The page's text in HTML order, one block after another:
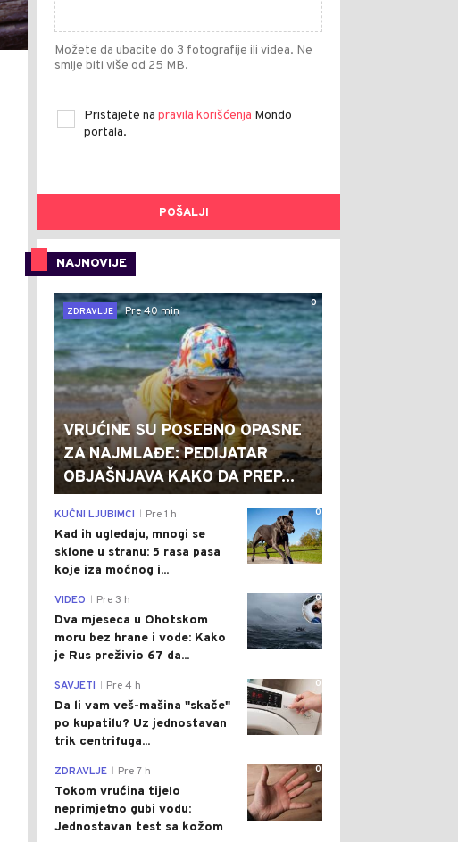
Možete da ubacite do 3 fotografije ili videa. Ne
smije biti više od 25 MB.
Pristajete na pravila korišćenja Mondo
portala.
POŠALJI
NAJNOVIJE
0
ZDRAVLJE
Pre 40 min
VRUĆINE SU POSEBNO OPASNE
ZA NAJMLAĐE: PEDIJATAR
OBJAŠNJAVA KAKO DA PREP...
0
KUĆNI LJUBIMCI Pre 1 h
Kad ih ugledaju, mnogi se
sklone u stranu: 5 rasa pasa
koje iza moćnog i...
0
VIDEO Pre 3 h
Dva mjeseca u Ohotskom
moru bez hrane i vode: Kako
je Rus preživio 67 da...
0
SAVJETI Pre 4 h
Da li vam veš-mašina "skače"
po kupatilu? Uz jednostavan
trik centrifuga...
0
ZDRAVLJE Pre 7 h
Tokom vrućina tijelo
neprimjetno gubi vodu:
Jednostavan test sa kožom